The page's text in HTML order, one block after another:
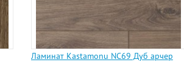
Ламинат Kastamonu NC69 Дуб арчер